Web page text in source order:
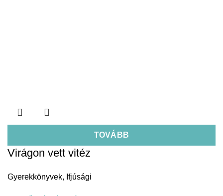
TOVÁBB
Virágon vett vitéz
Gyerekkönyvek, Ifjúsági